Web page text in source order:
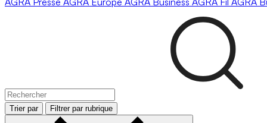
Trier par Filtrer par rubrique